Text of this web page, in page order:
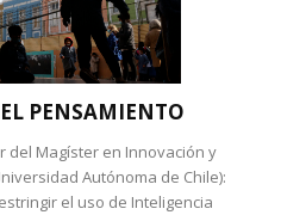
PENSAMIENTO
del Magíster en Innovación y
Autónoma de Chile):
el uso de Inteligencia